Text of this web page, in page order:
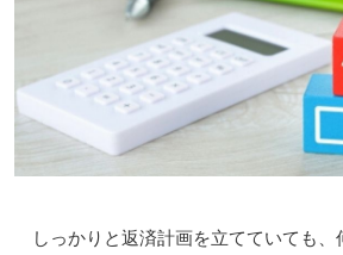
しっかりと返済計画を立てていても、